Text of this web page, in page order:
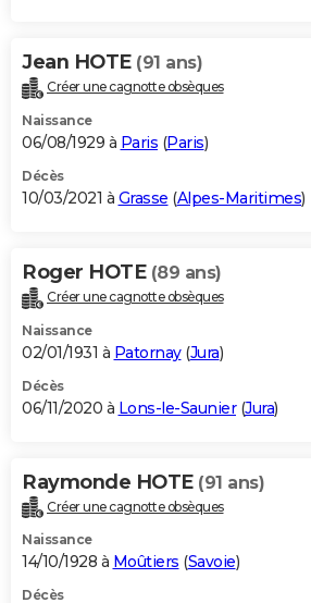
Jean HOTE (91 ans)
Créer une cagnotte obsèques
Naissance
06/08/1929 à Paris (Paris)
Décès
10/03/2021 à Grasse (Alpes-Maritimes)
Roger HOTE (89 ans)
Créer une cagnotte obsèques
Naissance
02/01/1931 à Patornay(Jura)
Décès
06/11/2020 à Lons-le-Saunier(Jura)
Raymonde HOTE (91 ans)
Créer une cagnotte obsèques
Naissance
14/10/1928 à Moûtiers (Savoie)
Décès